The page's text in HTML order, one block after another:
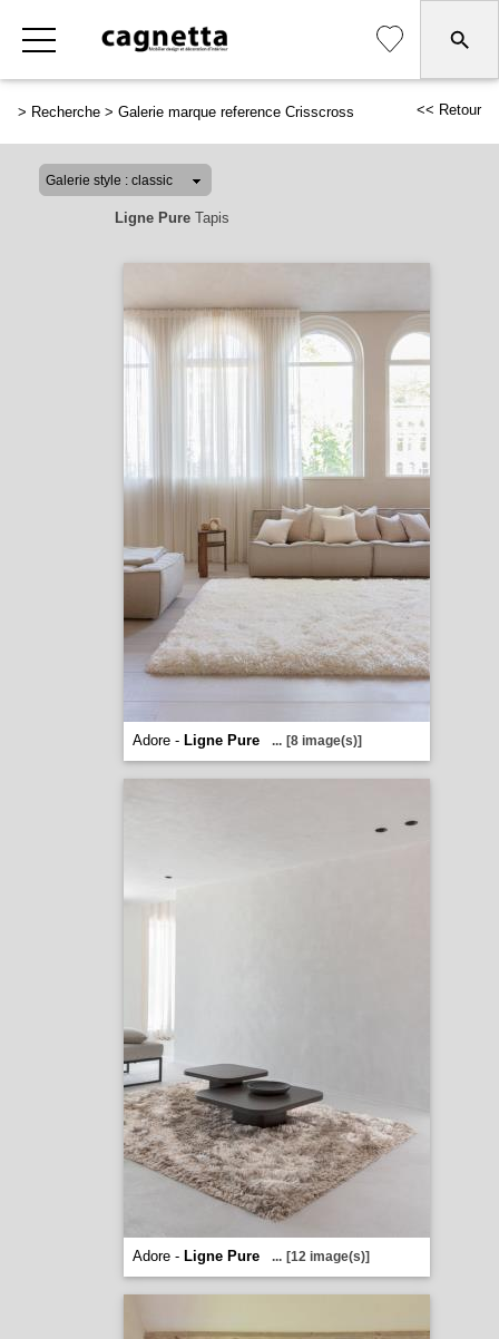
> Recherche > Galerie marque reference Crisscross << Retour
Ligne PureTapis
Adore - Ligne Pure ... [8 image(s)]
Adore - Ligne Pure ... [12 image(s)]